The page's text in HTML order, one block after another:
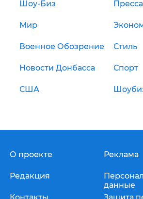
Шоу-Биз Пресса
Мир
Военное Обозрение Стиль
Новости Донбасса Спорт
США
О проекте
Редакция
Реклама
данные